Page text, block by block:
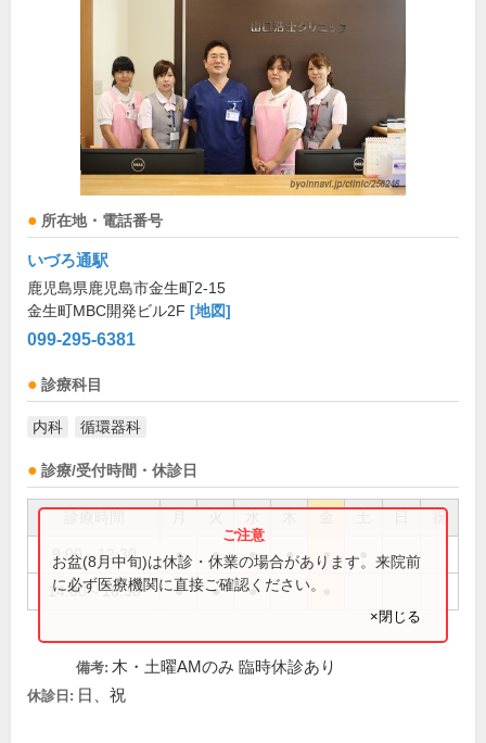
所在地・電話番号
いづろ通駅
鹿児島県鹿児島市金生町2-15
金生町MBC開発ビル2F [地図]
099-295-6381
診療科目
内科 循環器科
診療/受付時間・休診日
祝
9:00～12:30 ● ● ● ● ●
14:00～18:30 ● ● ●
お盆(8月中旬)は休診・休業の場合があります。来院前
に必ず医療機関に直接ご確認ください。
×閉じる
備考: 木・土曜AMのみ 臨時休診あり
休診日: 日、祝